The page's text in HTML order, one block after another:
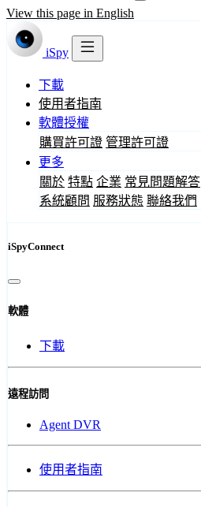
View this page in English
iSpy
下載
使用者指南
軟體授權
購買許可證 管理許可證
更多
關於 特點 企業 常見問題解答
系統顧問 服務狀態 聯絡我們
iSpyConnect
軟體
下載
遠程訪問
Agent DVR
使用者指南